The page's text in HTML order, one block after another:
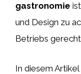
gastronomie
und Design zu
Betriebs
In diesem